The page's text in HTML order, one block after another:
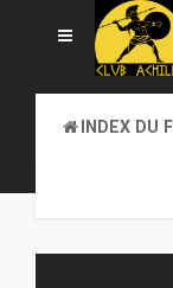
INDEX DU